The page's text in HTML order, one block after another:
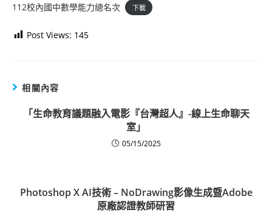
112校內國中數學能力總名次 下載
Post Views: 145
相關內容
「生命教育議題融入電影『台灣超人』-線上生命聊天
室」
05/15/2025
Photoshop X AI技術 – NoDrawing影像生成暨Adobe
原廠認證教師研習